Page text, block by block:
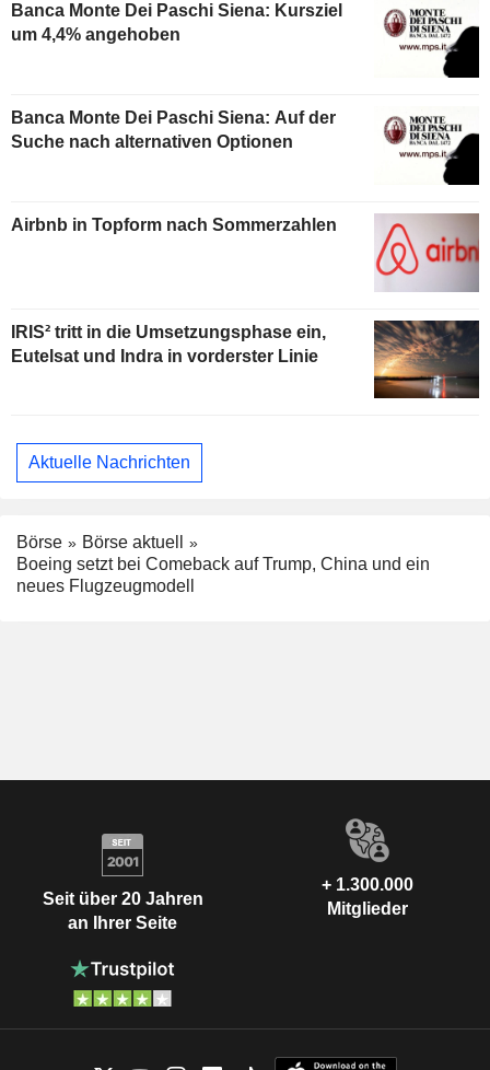
Banca Monte Dei Paschi Siena: Kursziel
um 4,4% angehoben
Banca Monte Dei Paschi Siena: Auf der
Suche nach alternativen Optionen
Airbnb in Topform nach Sommerzahlen
IRIS² tritt in die Umsetzungsphase ein,
Eutelsat und Indra in vorderster Linie
Aktuelle Nachrichten
Börse
Börse aktuell
Boeing setzt bei Comeback auf Trump, China und ein
neues Flugzeugmodell
Seit über 20 Jahren
an Ihrer Seite
+ 1.300.000
Mitglieder